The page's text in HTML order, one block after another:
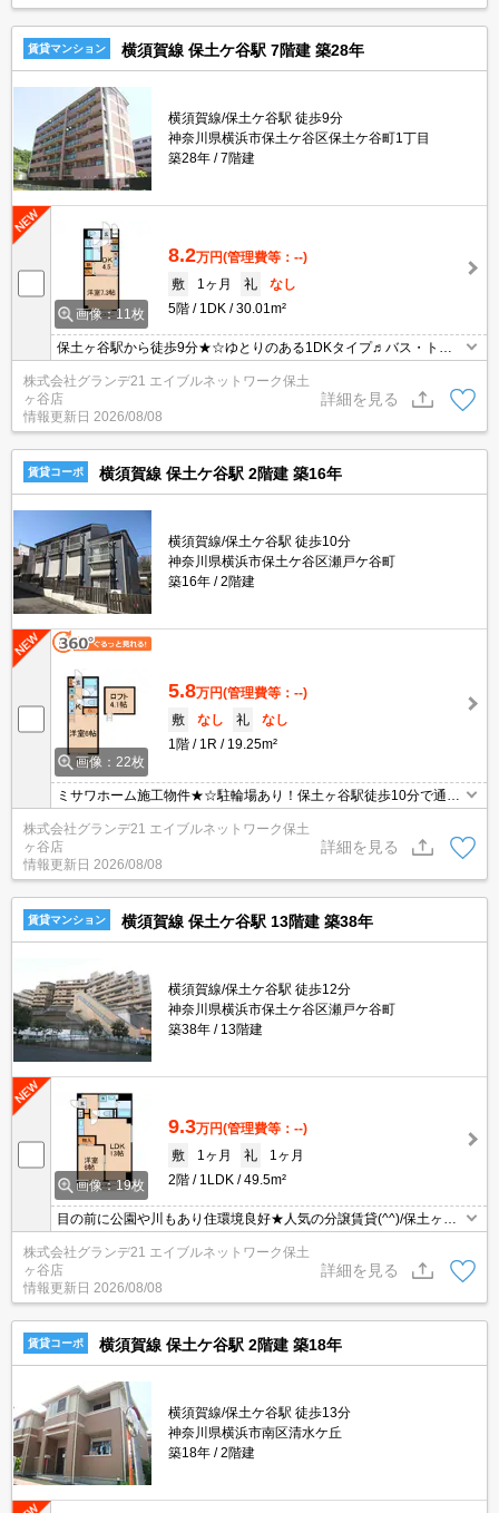
賃貸マンション 横須賀線 保土ケ谷駅 7階建 築28年
横須賀線/保土ケ谷駅 徒歩9分
神奈川県横浜市保土ケ谷区保土ケ谷町1丁目
築28年
7階建
画像：11枚
8.2万円(管理費等：--)
敷
1ヶ月 礼
なし
5階
1DK 30.01m²
保土ヶ谷駅から徒歩9分★☆ゆとりのある1DKタイプ♬バス・トイ
レ別、独立洗面台、温水洗浄便座、1口IHクッキングヒーター付
き！建物エントランスはオートロックになっており安心です！
株式会社グランデ21 エイブルネットワーク保土
ヶ谷店
情報更新日 2026/08/08
詳細を見る
賃貸コーポ 横須賀線 保土ケ谷駅 2階建 築16年
横須賀線/保土ケ谷駅 徒歩10分
神奈川県横浜市保土ケ谷区瀬戸ケ谷町
築16年
2階建
画像：22枚
5.8万円(管理費等：--)
敷
なし 礼
なし
1階
1R 19.25m²
ミサワホーム施工物件★☆駐輪場あり！保土ヶ谷駅徒歩10分で通勤
Vモニターホン・ロフト付き♪
株式会社グランデ21 エイブルネットワーク保土
ヶ谷店
情報更新日 2026/08/08
詳細を見る
賃貸マンション 横須賀線 保土ケ谷駅 13階建 築38年
横須賀線/保土ケ谷駅 徒歩12分
神奈川県横浜市保土ケ谷区瀬戸ケ谷町
築38年
13階建
画像：19枚
9.3万円(管理費等：--)
敷
1ヶ月 礼
1ヶ月
2階
1LDK 49.5m²
目の前に公園や川もあり住環境良好★人気の分譲賃貸(^^)/保土ヶ谷
株式会社グランデ21 エイブルネットワーク保土
ヶ谷店
情報更新日 2026/08/08
詳細を見る
賃貸コーポ 横須賀線 保土ケ谷駅 2階建 築18年
横須賀線/保土ケ谷駅 徒歩13分
神奈川県横浜市南区清水ケ丘
築18年
2階建